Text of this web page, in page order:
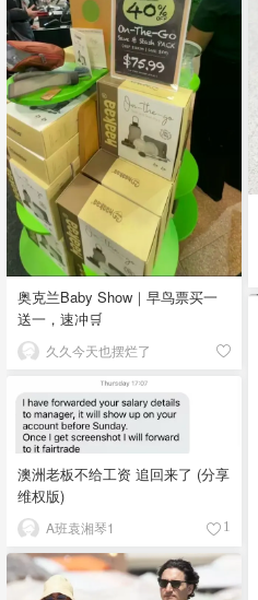
奥克兰Baby Show｜早鸟票买一
送一，速冲🛒
久久今天也摆烂了
澳洲老板不给工资 追回来了 (分享
维权版)
A班袁湘琴1 1